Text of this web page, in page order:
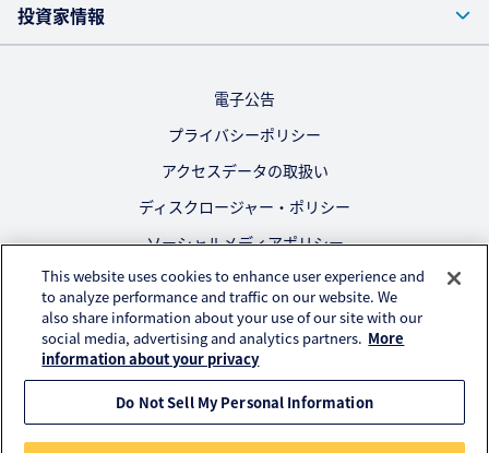
投資家情報
電子公告
プライバシーポリシー
アクセスデータの取扱い
ディスクロージャー・ポリシー
ソーシャルメディアポリシー
ご利用にあたって
公式SNS
© KURARAY CO., LTD. All RIGHTS RESERVED.
This website uses cookies to enhance user experience and
to analyze performance and traffic on our website. We
also share information about your use of our site with our
social media, advertising and analytics partners. More
information about your privacy
Do Not Sell My Personal Information